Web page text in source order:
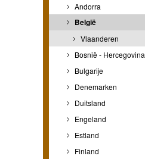
Andorra
België
Vlaanderen
Bosnië - Hercegovina
Bulgarije
Denemarken
Duitsland
Engeland
Estland
Finland